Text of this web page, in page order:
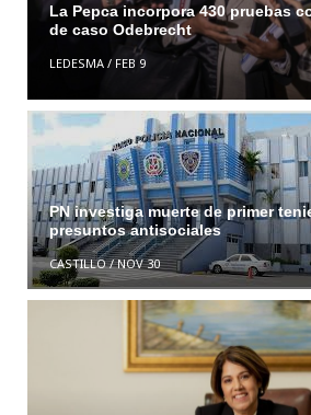
La Pepca incorpora 430 pruebas
de caso Odebrecht
LEDESMA/ FEB 9
PN investiga muerte de primer
presuntos antisociales
CASTILLO/NOV 30